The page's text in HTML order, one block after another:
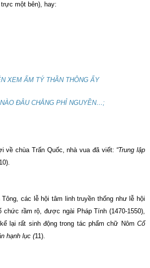
một bên), hay:
XEM ẤM TÝ THẦN THÔNG ẤY
ĐÂU CHẲNG PHỈ NGUYỀN…;
về chùa Trấn Quốc, nhà vua đã viết: “Trung lập
các lễ hội tâm linh truyền thống như lễ hội
rầm rộ, được ngài Pháp Tính (1470-1550),
lại rất sinh động trong tác phẩm chữ Nôm Cổ
hạnh lục (11).